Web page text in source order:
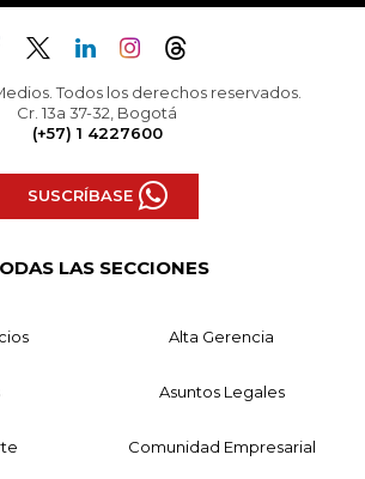
Todos los derechos reservados.
Cr. 13a 37-32, Bogotá
(+57) 1 4227600
SUSCRÍBASE
LAS SECCIONES
Alta Gerencia
Asuntos Legales
Comunidad Empresarial